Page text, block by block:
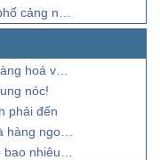
toàn cầu
và ẩm thực
nóc!
phải đến
ở xứ Anh Đào
nhiêu loại?